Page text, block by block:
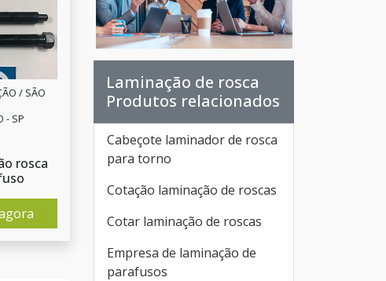
/ SÃO
- SP
rosca
Laminação de rosca
Produtos relacionados
Cabeçote laminador de rosca
para torno
Cotação laminação de roscas
Cotar laminação de roscas
Empresa de laminação de
parafusos